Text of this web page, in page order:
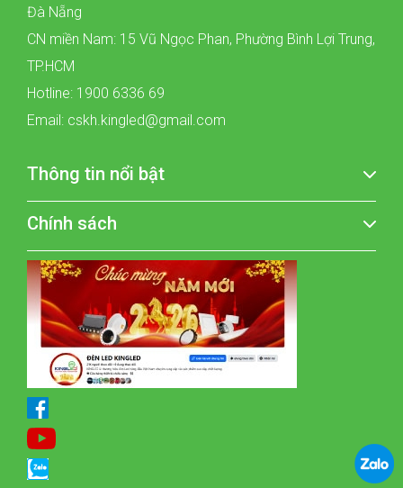
Đà Nẵng
CN miền Nam: 15 Vũ Ngọc Phan, Phường Bình Lợi Trung,
TP.HCM
Hotline: 1900 6336 69
Email: cskh.kingled@gmail.com
Thông tin nổi bật
Chính sách